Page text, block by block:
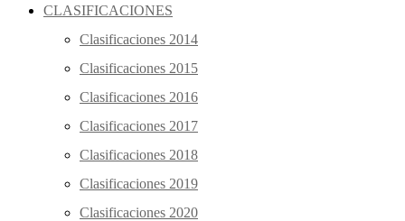
CLASIFICACIONES
Clasificaciones 2014
Clasificaciones 2015
Clasificaciones 2016
Clasificaciones 2017
Clasificaciones 2018
Clasificaciones 2019
Clasificaciones 2020